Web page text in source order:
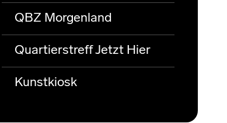
QBZ Morgenland
Quartierstreff Jetzt Hier
Kunstkiosk